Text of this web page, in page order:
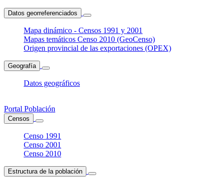
Datos georreferenciados
Mapa dinámico - Censos 1991 y 2001
Mapas temáticos Censo 2010 (GeoCenso)
Origen provincial de las exportaciones (OPEX)
Geografía
Datos geográficos
Portal Población
Censos
Censo 1991
Censo 2001
Censo 2010
Estructura de la población